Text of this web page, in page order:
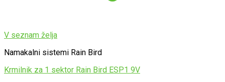
V seznam želja
Namakalni sistemi Rain Bird
Krmilnik za 1 sektor Rain Bird ESP1 9V